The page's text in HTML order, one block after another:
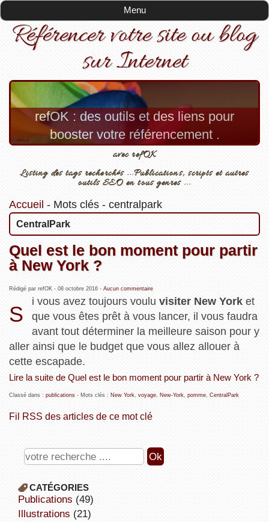
Menu
Référencer votre site ou blog
sur Internet
refOK : des outils et des liens pour
booster votre référencement .
avec refOK
Listing des tags recherchés ...Publications, scripts et autres
outils SEO en tous genres ...
Accueil - Mots clés- centralpark
CentralPark
Quel est le bon moment pour partir
à New York ?
Rédigé par refOK - 08 octobre 2016- Aucun commentaire
S
i vous avez toujours vouluvisiter New York et
que vous êtes prêt à vous lancer, il vous faudra
avant tout déterminer la meilleure saison pour y
aller ainsi que le budget que vous allez allouer à
cette escapade.
Lire la suite de Quel est le bon moment pour partir à New York ?
Classé dans : publications- Mots clés : New York, voyage, New-York pomme, CentralPark
Fil RSS des articles de ce mot clé
CATÉGORIES
publications (49)
illustrations (21)